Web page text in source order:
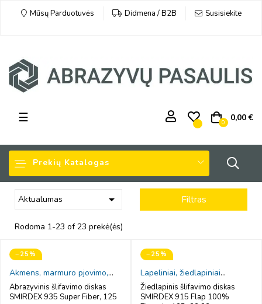
Mūsų Parduotuvės Didmena / B2B Susisiekite
Toggle
☰ 0 0,00 €
Prekių Katalogas
Aktualumas  Filtras
Rodoma 1-23 of 23 prekė(ės)
−25%
Akmens, marmuro pjovimo,
šlifavimo diskai
Abrazyvinis šlifavimo diskas
SMIRDEX 935 Super Fiber, 125
−25%
Lapeliniai, žiedlapiniai
šlifavimo diskai
Žiedlapinis šlifavimo diskas
SMIRDEX 915 Flap 100%